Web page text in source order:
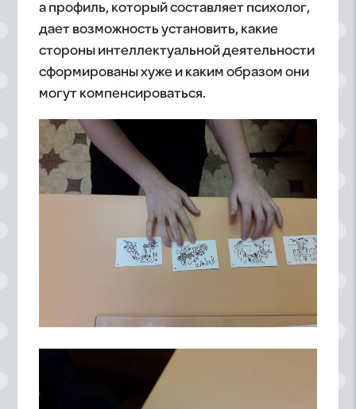
а профиль, который составляет психолог,
дает возможность установить, какие
стороны интеллектуальной деятельности
сформированы хуже и каким образом они
могут компенсироваться.